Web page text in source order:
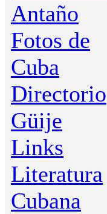
Antaño
Fotos de
Cuba
Directorio
Güije
Links
Literatura
Cubana